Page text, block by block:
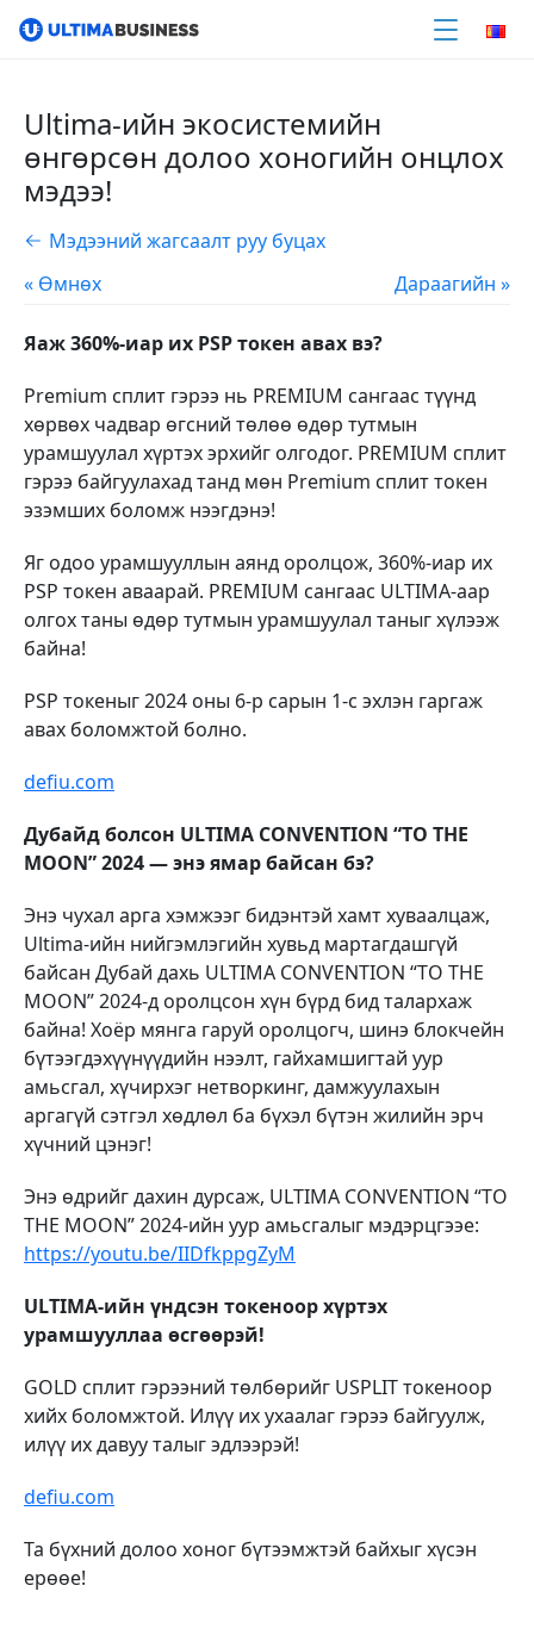
Ultima-ийн экосистемийн
өнгөрсөн долоо хоногийн онцлох
мэдээ!
Мэдээний жагсаалт руу буцах
« Өмнөх
Дараагийн »
Яаж 360%-иар их PSP токен авах вэ?
Premium сплит гэрээ нь PREMIUM сангаас түүнд
хөрвөх чадвар өгсний төлөө өдөр тутмын
урамшуулал хүртэх эрхийг олгодог. PREMIUM сплит
гэрээ байгуулахад танд мөн Premium сплит токен
эзэмших боломж нээгдэнэ!
Яг одоо урамшууллын аянд оролцож, 360%-иар их
PSP токен аваарай. PREMIUM сангаас ULTIMA-аар
олгох таны өдөр тутмын урамшуулал таныг хүлээж
байна!
PSP токеныг 2024 оны 6-р сарын 1-с эхлэн гаргаж
авах боломжтой болно.
defiu.com
Дубайд болсон ULTIMA CONVENTION “TO THE
MOON” 2024 — энэ ямар байсан бэ?
Энэ чухал арга хэмжээг бидэнтэй хамт хуваалцаж,
Ultima-ийн нийгэмлэгийн хувьд мартагдашгүй
байсан Дубай дахь ULTIMA CONVENTION “TO THE
MOON” 2024-д оролцсон хүн бүрд бид талархаж
байна! Хоёр мянга гаруй оролцогч, шинэ блокчейн
бүтээгдэхүүнүүдийн нээлт, гайхамшигтай уур
амьсгал, хүчирхэг нетворкинг, дамжуулахын
аргагүй сэтгэл хөдлөл ба бүхэл бүтэн жилийн эрч
хүчний цэнэг!
Энэ өдрийг дахин дурсаж, ULTIMA CONVENTION “TO
THE MOON” 2024-ийн уур амьсгалыг мэдэрцгээе:
https://youtu.be/IIDfkppgZyM
ULTIMA-ийн үндсэн токеноор хүртэх
урамшууллаа өсгөөрэй!
GOLD сплит гэрээний төлбөрийг USPLIT токеноор
хийх боломжтой. Илүү их ухаалаг гэрээ байгуулж,
илүү их давуу талыг эдлээрэй!
defiu.com
Та бүхний долоо хоног бүтээмжтэй байхыг хүсэн
ерөөе!